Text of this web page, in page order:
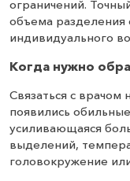
ограничений.
объема разделения
индивидуального
Когда нужно
Связаться с
появились
усиливающаяся
выделений,
головокружение